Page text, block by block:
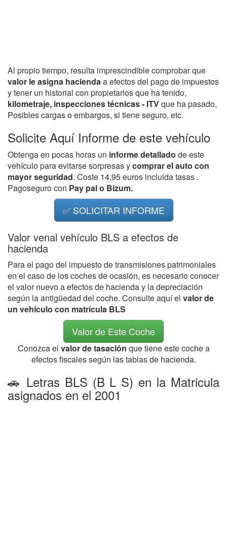
Al propio tiempo, resulta imprescindible comprobar que
valor le asigna haciendaa efectos del pago de impuestos
y tener un historial con propietarios que ha tenido,
kilometraje, inspecciones técnicas - ITVque ha pasado,
Posibles cargas o embargos, si tiene seguro, etc.
Solicite Aquí Informe de este vehículo
Obtenga en pocas horas un informe detallado de este
vehículo para evitarse sorpresas ycomprar el auto con
mayor seguridad. Coste 14,95 euros incluida tasas .
Pagoseguro con Pay pal o Bizum.
✅ SOLICITAR INFORME
Valor venal vehículo BLS a efectos de
hacienda
Para el pago del impuesto de transmisiones patrimoniales
en el caso de los coches de ocasión, es necesario conocer
el valor nuevo a efectos de hacienda y la depreciación
según la antigüedad del coche. Consulte aquí el valor de
un vehículo con matrícula BLS
Valor de Este Coche
Conozca el valor de tasación que tiene este coche a
efectos fiscales según las tablas de hacienda.
🚗 Letras BLS (B L S) en la Matricula
asignados en el 2001